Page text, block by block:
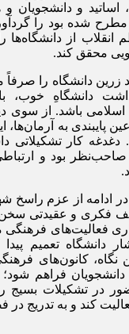
اساتید و دانشجویان و
شده بود را
انقلاب از دانشگاه‌ها
محقق کند.
زرین دانشگاه را
دانشگاهِ خوب،
اسلامی باشد. از سوی
پایبندی به آرمان‌ها،
دغدغه کار
بود و
ادامه از عزم راسخ
فکری و عقیدتی
فعالیت‌های
دانشگاه تعمیم
نگاه، کانون‌های
فراهم
در تشکیلات بسیج
کند و به تدریج